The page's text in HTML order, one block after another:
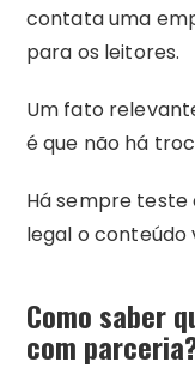
contata uma
para os leitores.
Um fato
é que não há
Há sempre teste
legal o conteúdo
Como saber
com